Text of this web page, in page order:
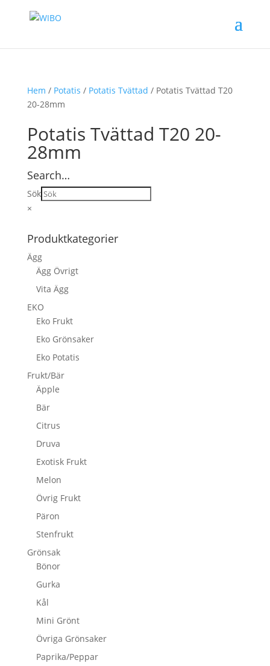
Hem / Potatis / Potatis Tvättad / Potatis Tvättad T20
20-28mm
Potatis Tvättad T20 20-
28mm
Search…
Sök
×
Produktkategorier
Ägg
Ägg Övrigt
Vita Ägg
EKO
Eko Frukt
Eko Grönsaker
Eko Potatis
Frukt/Bär
Äpple
Bär
Citrus
Druva
Exotisk Frukt
Melon
Övrig Frukt
Päron
Stenfrukt
Grönsak
Bönor
Gurka
Kål
Mini Grönt
Övriga Grönsaker
Paprika/Peppar